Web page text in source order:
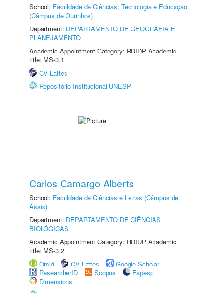
School: Faculdade de Ciências, Tecnologia e Educação
(Câmpus de Ourinhos)
Department: DEPARTAMENTO DE GEOGRAFIA E
PLANEJAMENTO
Academic Appointment Category: RDIDP Academic
title: MS-3.1
CV Lattes
Repositório Institucional UNESP
Carlos Camargo Alberts
School: Faculdade de Ciências e Letras (Câmpus de
Assis)
Department: DEPARTAMENTO DE CIÊNCIAS
BIOLÓGICAS
Academic Appointment Category: RDIDP Academic
title: MS-3.2
Orcid
CV Lattes
Google Scholar
ResearcherID
Scopus
Fapesp
Dimensions